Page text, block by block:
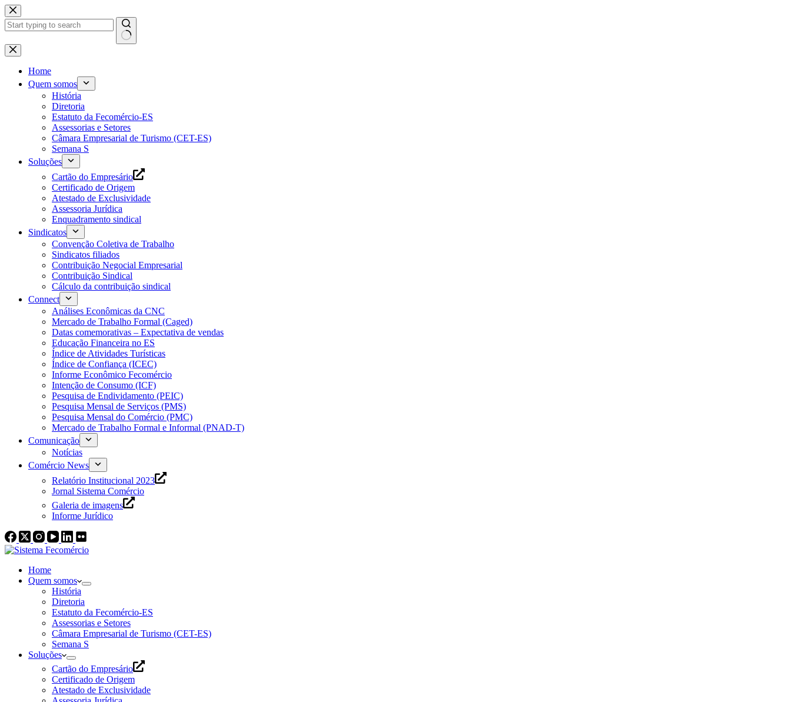
Pular
para
o
Home
Quem somos
História
Diretoria
Estatuto da Fecomércio-ES
Assessorias e Setores
Câmara Empresarial de Turismo (CET-ES)
Semana S
Soluções
Cartão do Empresário
Certificado de Origem
Atestado de Exclusividade
Assessoria Jurídica
Enquadramento sindical
Sindicatos
Convenção Coletiva de Trabalho
Sindicatos filiados
Contribuição Negocial Empresarial
Contribuição Sindical
Cálculo da contribuição sindical
Connect
Análises Econômicas da CNC
Mercado de Trabalho Formal (Caged)
Datas comemorativas – Expectativa de vendas
Educação Financeira no ES
Índice de Atividades Turísticas
Índice de Confiança (ICEC)
Informe Econômico Fecomércio
Intenção de Consumo (ICF)
Pesquisa de Endividamento (PEIC)
Pesquisa Mensal de Serviços (PMS)
Pesquisa Mensal do Comércio (PMC)
Mercado de Trabalho Formal e Informal (PNAD-T)
Comunicação
Notícias
Comércio News
Relatório Institucional 2023
Jornal Sistema Comércio
Galeria de imagens
Informe Jurídico
Home
Quem somos
História
Diretoria
Estatuto da Fecomércio-ES
Assessorias e Setores
Câmara Empresarial de Turismo (CET-ES)
Semana S
Soluções
Cartão do Empresário
Certificado de Origem
Atestado de Exclusividade